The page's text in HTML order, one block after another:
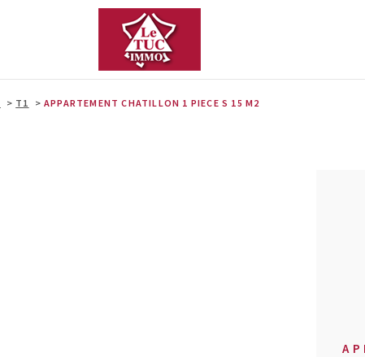
T1 APPARTEMENT CHATILLON 1 PIECE S 15 M2